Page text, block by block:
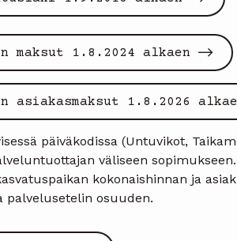
maksut 1.8.2024 alkaen
asiakasmaksut 1.8.2026
päiväkodissa (Untuvikot,
väliseen
kokonaishinnan ja
palvelusetelin osuuden.